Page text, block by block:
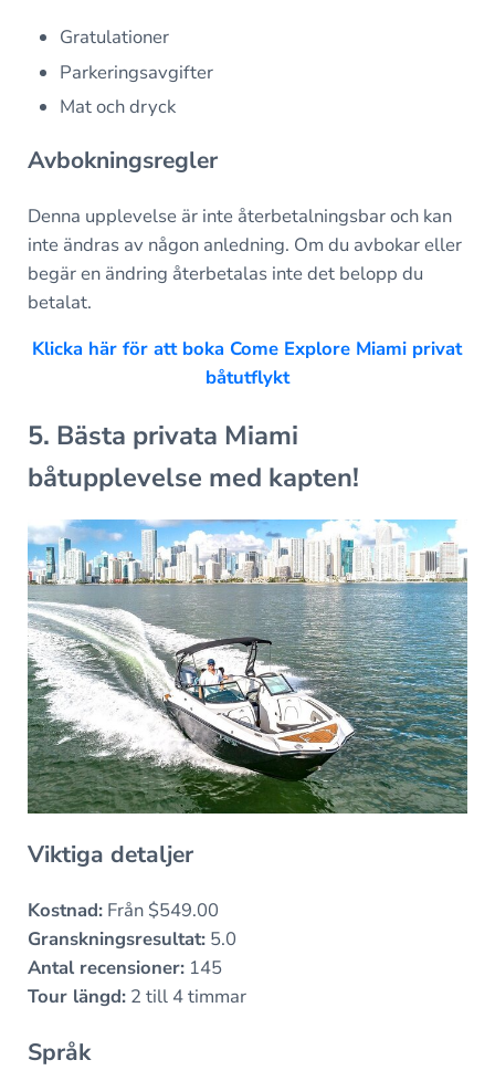
Gratulationer
Parkeringsavgifter
Mat och dryck
Avbokningsregler
Denna upplevelse är inte återbetalningsbar och kan
inte ändras av någon anledning. Om du avbokar eller
begär en ändring återbetalas inte det belopp du
betalat.
Klicka här för att boka Come Explore Miami privat
båtutflykt
5. Bästa privata Miami
båtupplevelse med kapten!
Viktiga detaljer
Kostnad:Från $549.00
Granskningsresultat:5.0
Antal recensioner:145
Tour längd:2 till 4 timmar
Språk